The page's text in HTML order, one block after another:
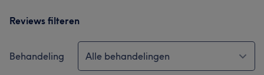
Reviews filteren
Behandeling Alle behandelingen